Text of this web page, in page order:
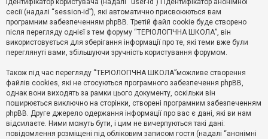
е
з
в
і
д
о
і
д
е
й
А
ідентифікатор користувача (надалі “user-id”) і ідентифікатор анонімної
сесії (надалі “session-id”), які автоматично присвоюються вам
програмним забезпеченням phpBB. Третій файл cookie буде створено
після перегляду однієї з тем форуму “ТЕРІОЛОГІЧНА ШКОЛА”, він
використовується для зберігання інформації про те, які теми вже були
переглянуті вами, збільшуючи зручність користування форумом.
Також під час перегляду “ТЕРІОЛОГІЧНА ШКОЛА”можливе створення
файлів cookies, які не стосуються програмного забезпечення phpBB,
однак вони виходять за рамки цього документу, оскільки він
поширюється виключно на сторінки, створені програмним забезпеченням
phpBB. Друге джерело одержання інформації про вас є дані, які ви нам
відсилаєте. Ними можуть бути, і цим не вичерпуються такі дані:
повідомлення розміщені під обліковим записом гостя (надалі “анонімні